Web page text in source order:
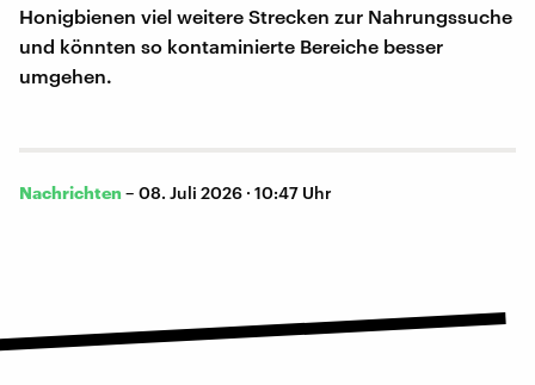
Honigbienen viel weitere Strecken zur Nahrungssuche
und könnten so kontaminierte Bereiche besser
umgehen.
Nachrichten – 08. Juli 2026 · 10:47 Uhr